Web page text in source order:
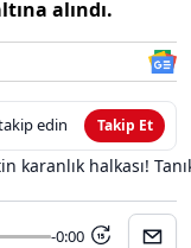
alındı.
edin Takip Et
-0:00 15